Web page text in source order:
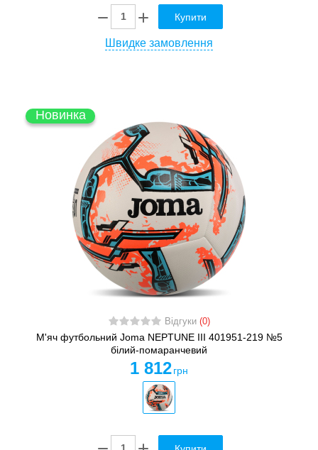
Купити
Швидке замовлення
Новинка
Відгуки (0)
М'яч футбольний Joma NEPTUNE III 401951-219 №5
білий-помаранчевий
1 812 грн